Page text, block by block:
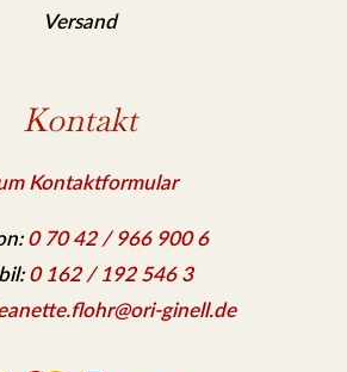
Versand
Kontakt
Kontaktformular
0 70 42 / 966 900 6
0 162 / 192 546 3
ginell.de